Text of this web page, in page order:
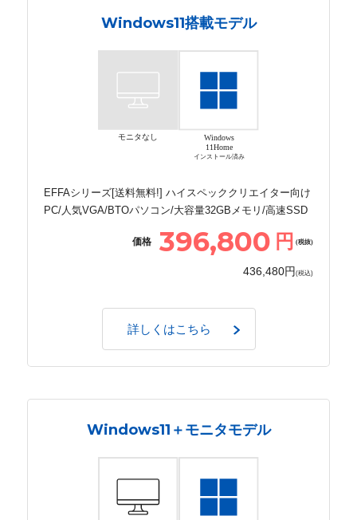
Windows11搭載モデル
モニタなし
Windows
11Home
インストール済み
EFFAシリーズ[送料無料!] ハイスペッククリエイター向け
PC/人気VGA/BTOパソコン/大容量32GBメモリ/高速SSD
価格 396,800 円 (税抜)
436,480円 (税込)
詳しくはこちら
Windows11＋モニタモデル